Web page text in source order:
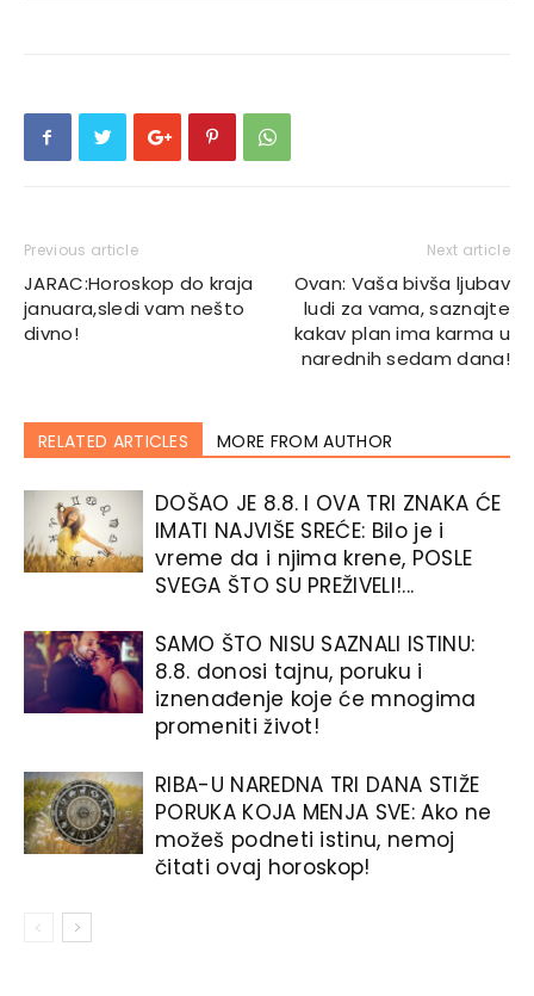
Previous article
JARAC:Horoskop do kraja
januara,sledi vam nešto
divno!
Next article
Ovan: Vaša bivša ljubav
ludi za vama, saznajte
kakav plan ima karma u
narednih sedam dana!
RELATED ARTICLES MORE FROM AUTHOR
DOŠAO JE 8.8. I OVA TRI ZNAKA ĆE
IMATI NAJVIŠE SREĆE: Bilo je i
vreme da i njima krene, POSLE
SVEGA ŠTO SU PREŽIVELI!...
SAMO ŠTO NISU SAZNALI ISTINU:
8.8. donosi tajnu, poruku i
iznenađenje koje će mnogima
promeniti život!
RIBA-U NAREDNA TRI DANA STIŽE
PORUKA KOJA MENJA SVE: Ako ne
možeš podneti istinu, nemoj
čitati ovaj horoskop!